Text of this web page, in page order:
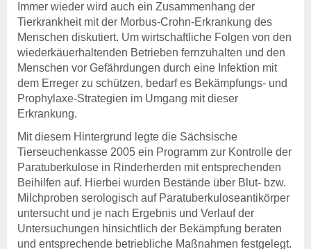
Geflügelgesundheitsdienst
Schaf- &
Ziegengesundheitsdienst
Pferdegesundheitsdienst
Fischgesundheitsdienst
Online-Service
Benutzerhinweise
Anträge & Downloads
Beihilfe- und
Leistungssatzungen
Tiergesundheit
Rindergesundheit
Veröffentlichungen
Immer wieder wird auch ein Zusammenhang der
Tierkrankheit mit der Morbus-Crohn-Erkrankung des
Menschen diskutiert. Um wirtschaftliche Folgen von den
wiederkäuerhaltenden Betrieben fernzuhalten und den
Menschen vor Gefährdungen durch eine Infektion mit
dem Erreger zu schützen, bedarf es Bekämpfungs- und
Prophylaxe-Strategien im Umgang mit dieser
Erkrankung.
Mit diesem Hintergrund legte die Sächsische
Tierseuchenkasse 2005 ein Programm zur Kontrolle der
Paratuberkulose in Rinderherden mit entsprechenden
Beihilfen auf. Hierbei wurden Bestände über Blut- bzw.
Milchproben serologisch auf Paratuberkuloseantikörper
untersucht und je nach Ergebnis und Verlauf der
Untersuchungen hinsichtlich der Bekämpfung beraten
und entsprechende betriebliche Maßnahmen festgelegt.